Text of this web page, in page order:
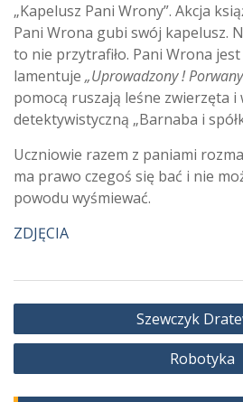
„Kapelusz Pani Wrony”. Akcja
Pani Wrona gubi swój kapelusz.
to nie przytrafiło. Pani Wrona
lamentuje „Uprowadzony !
pomocą ruszają leśne zwierzęta i
detektywistyczną „Barnaba i
Uczniowie razem z paniami
ma prawo czegoś się bać i nie
powodu wyśmiewać.
ZDJĘCIA
Nawigacja
wpisu
Szewczyk
Robotyka